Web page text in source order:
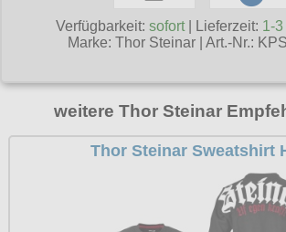
Nordische Götterwelt
Ostzone
Punkrock
Rockabilly
Wikinger
Verfügbarkeit:sofort | Lieferzeit: 1-
Marke:Thor Steinar |Art.-Nr.:
weitere Thor Steinar
Thor Steinar Sweatshirt